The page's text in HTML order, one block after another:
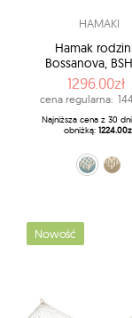
HAMAKI
Hamak
Bossanova,
1296.00zł
cena regularna:
Najniższa cena z 30
obniżką:
błękitny (39 - Fjord)
beżowy (61 -
Nowość